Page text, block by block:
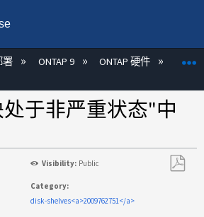
层次
署 ONTAP 9 ONTAP 硬件
处于非严重状态"中
Visibility: Public
Category:
disk-shelves<a>2009762751</a>